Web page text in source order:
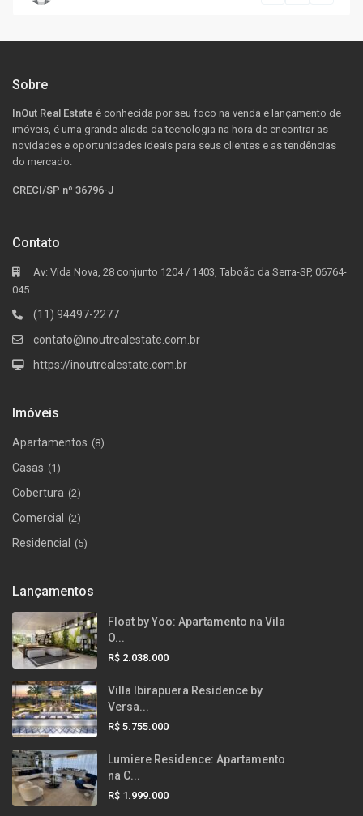
Sobre
InOut Real Estate é conhecida por seu foco na venda e lançamento de
imóveis, é uma grande aliada da tecnologia na hora de encontrar as
novidades e oportunidades ideais para seus clientes e as tendências
do mercado.
CRECI/SP nº 36796-J
Contato
Av: Vida Nova, 28 conjunto 1204 / 1403, Taboão da Serra-SP, 06764-
045
(11) 94497-2277
contato@inoutrealestate.com.br
https://inoutrealestate.com.br
Imóveis
Apartamentos (8)
Casas (1)
Cobertura (2)
Comercial (2)
Residencial (5)
Lançamentos
Float by Yoo: Apartamento na Vila
O...
R$ 2.038.000
Villa Ibirapuera Residence by
Versa...
R$ 5.755.000
Lumiere Residence: Apartamento
na C...
R$ 1.999.000